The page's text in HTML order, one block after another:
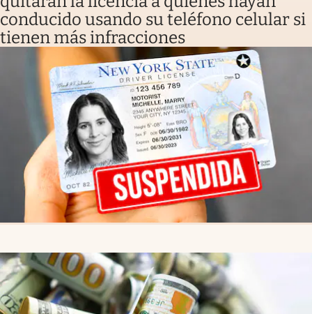
conducido usando su teléfono celular si
tienen más infracciones